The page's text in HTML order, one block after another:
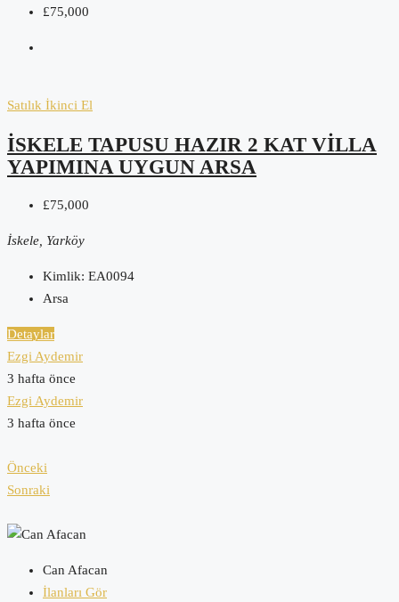
£75,000
Satılık İkinci El
İSKELE TAPUSU HAZIR 2 KAT VILLA
YAPIMINA UYGUN ARSA
£75,000
İskele, Yarköy
Kimlik: EA0094
Arsa
Detaylar
Ezgi Aydemir
3 hafta önce
Ezgi Aydemir
3 hafta önce
Önceki
Sonraki
Can Afacan
İlanları Gör